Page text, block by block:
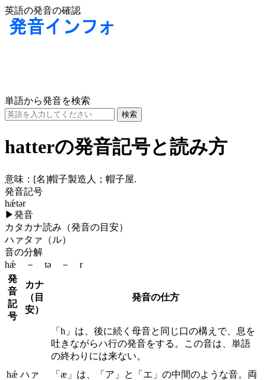
英語の発音の確認
単語から発音を検索
hatterの発音記号と読み方
意味： [名]帽子製造人；帽子屋.
発音記号
hǽtər
▶発音
カタカナ読み（発音の目安）
ハァタァ（ル）
音の分解
hǽ － tə － r
発
音
記
号
カナ
（目
安）
発音の仕方
hǽ ハァ
「h」は、後に続く母音と同じ口の構えで、息を
吐きながらハ行の発音をする。この音は、単語
の終わりには来ない。
「æ」は、「ア」と「エ」の中間のような音。両